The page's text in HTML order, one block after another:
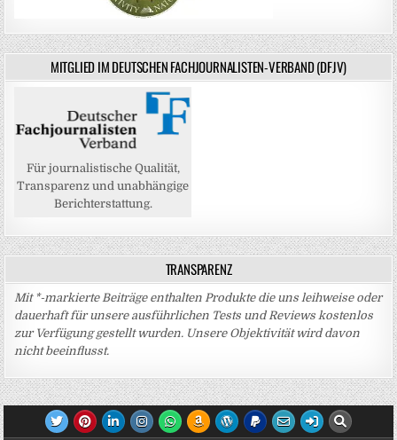
MITGLIED IM DEUTSCHEN FACHJOURNALISTEN-VERBAND (DFJV)
Für journalistische Qualität,
Transparenz und unabhängige
Berichterstattung.
TRANSPARENZ
Mit *-markierte Beiträge enthalten Produkte die uns leihweise oder
dauerhaft für unsere ausführlichen Tests und Reviews kostenlos
zur Verfügung gestellt wurden. Unsere Objektivität wird davon
nicht beeinflusst.